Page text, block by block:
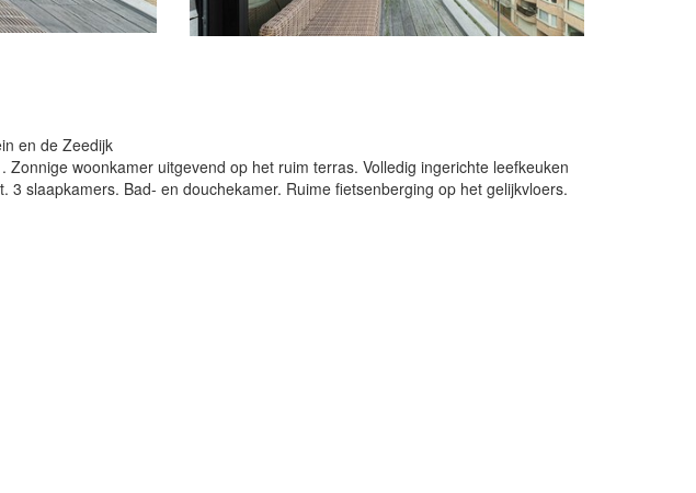
en de Zeedijk
woonkamer uitgevend op het ruim terras. Volledig ingerichte leefkeuken
slaapkamers. Bad- en douchekamer. Ruime fietsenberging op het gelijkvloers.